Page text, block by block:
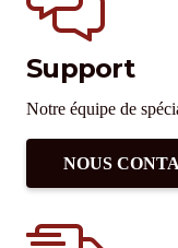
Support
Notre équipe de
NOUS